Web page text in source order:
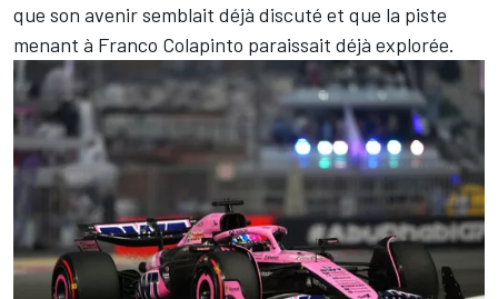
que son avenir semblait déjà discuté et que la piste
menant à Franco Colapinto paraissait déjà explorée.